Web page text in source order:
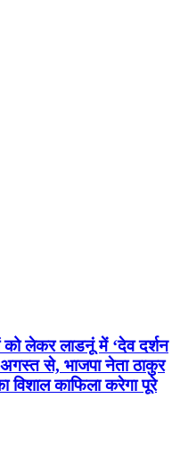
को लेकर लाडनूं में ‘देव दर्शन
से, भाजपा नेता ठाकुर
विशाल काफिला करेगा पूरे